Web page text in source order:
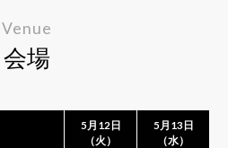
Venue
会場
5月12日
（火）
5月13日
（水）